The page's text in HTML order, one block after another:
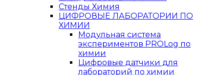
Стенды Химия
ЦИФРОВЫЕ ЛАБОРАТОРИИ ПО
ХИМИИ
Модульная система
экспериментов PROLog по
химии
Цифровые датчики для
лабораторий по химии